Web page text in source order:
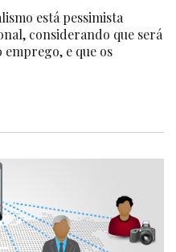
está pessimista
considerando que será
e que os